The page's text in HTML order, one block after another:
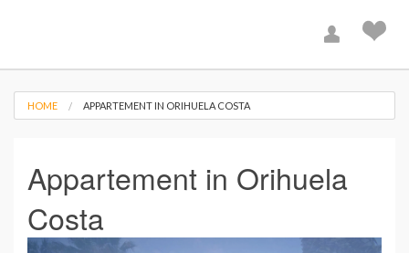
HOME APPARTEMENT IN ORIHUELA COSTA
Appartement in Orihuela
Costa